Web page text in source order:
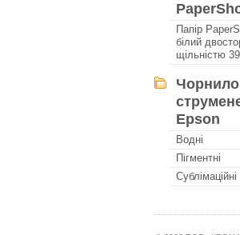
Папір
білий
щільністю
Epson
Водні
Пігментні
Сублімаційні